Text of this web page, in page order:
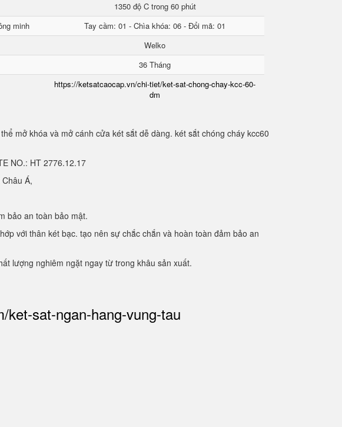
1350 độ C trong 60 phút
minh
Tay cầm: 01 - Chìa khóa: 06 - Đổi mã: 01
Welko
36 Tháng
https://ketsatcaocap.vn/chi-tiet/ket-sat-chong-chay-kcc-60-
dm
mở khóa và mở cánh cửa két sắt dễ dàng. két sắt chóng cháy kcc60
NO.: HT 2776.12.17
Á,
bảo an toàn bảo mật.
với thân két bạc. tạo nên sự chắc chắn và hoàn toàn đảm bảo an
lượng nghiêm ngặt ngay từ trong khâu sản xuất.
sat-ngan-hang-vung-tau